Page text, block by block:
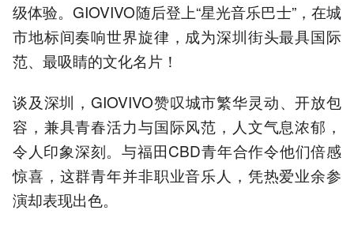
级体验。GIOVIVO随后登上“星光音乐巴士”，在城
市地标间奏响世界旋律，成为深圳街头最具国际
范、最吸睛的文化名片！
谈及深圳，GIOVIVO赞叹城市繁华灵动、开放包
容，兼具青春活力与国际风范，人文气息浓郁，
令人印象深刻。与福田CBD青年合作令他们倍感
惊喜，这群青年并非职业音乐人，凭热爱业余参
演却表现出色。